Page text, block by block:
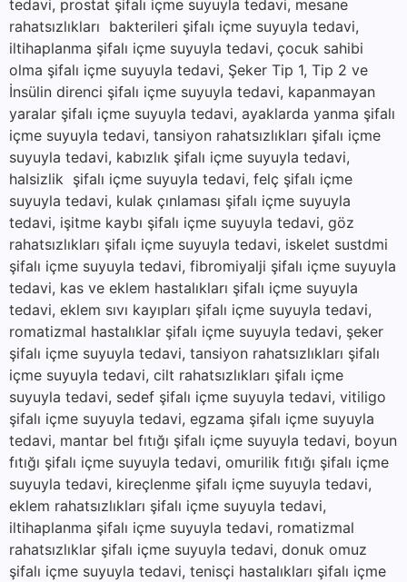
tedavi, prostat şifalı içme suyuyla tedavi, mesane
rahatsızlıkları bakterileri şifalı içme suyuyla tedavi,
iltihaplanma şifalı içme suyuyla tedavi, çocuk sahibi
olma şifalı içme suyuyla tedavi, Şeker Tip 1, Tip 2 ve
İnsülin direnci şifalı içme suyuyla tedavi, kapanmayan
yaralar şifalı içme suyuyla tedavi, ayaklarda yanma şifalı
içme suyuyla tedavi, tansiyon rahatsızlıkları şifalı içme
suyuyla tedavi, kabızlık şifalı içme suyuyla tedavi,
halsizlik şifalı içme suyuyla tedavi, felç şifalı içme
suyuyla tedavi, kulak çınlaması şifalı içme suyuyla
tedavi, işitme kaybı şifalı içme suyuyla tedavi, göz
rahatsızlıkları şifalı içme suyuyla tedavi, iskelet sustdmi
şifalı içme suyuyla tedavi, fibromiyalji şifalı içme suyuyla
tedavi, kas ve eklem hastalıkları şifalı içme suyuyla
tedavi, eklem sıvı kayıpları şifalı içme suyuyla tedavi,
romatizmal hastalıklar şifalı içme suyuyla tedavi, şeker
şifalı içme suyuyla tedavi, tansiyon rahatsızlıkları şifalı
içme suyuyla tedavi, cilt rahatsızlıkları şifalı içme
suyuyla tedavi, sedef şifalı içme suyuyla tedavi, vitiligo
şifalı içme suyuyla tedavi, egzama şifalı içme suyuyla
tedavi, mantar bel fıtığı şifalı içme suyuyla tedavi, boyun
fıtığı şifalı içme suyuyla tedavi, omurilik fıtığı şifalı içme
suyuyla tedavi, kireçlenme şifalı içme suyuyla tedavi,
eklem rahatsızlıkları şifalı içme suyuyla tedavi,
iltihaplanma şifalı içme suyuyla tedavi, romatizmal
rahatsızlıklar şifalı içme suyuyla tedavi, donuk omuz
şifalı içme suyuyla tedavi, tenisçi hastalıkları şifalı içme